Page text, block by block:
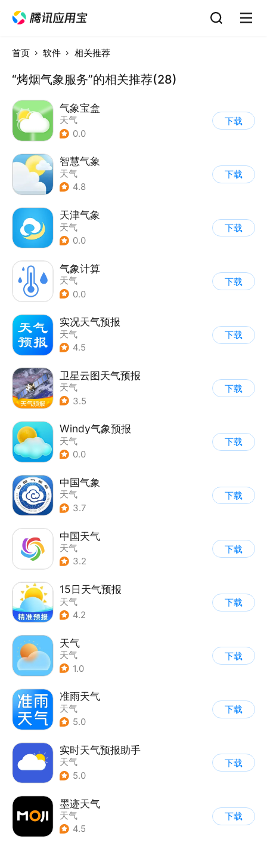
首页 软件 相关推荐
“烤烟气象服务”的相关推荐(28)
气象宝盒
天气
0.0
下载
智慧气象
天气
4.8
下载
天津气象
天气
0.0
下载
气象计算
天气
0.0
下载
实况天气预报
天气
4.5
下载
卫星云图天气预报
天气
3.5
下载
Windy气象预报
天气
0.0
下载
中国气象
天气
3.7
下载
中国天气
天气
3.2
下载
15日天气预报
天气
4.2
下载
天气
天气
1.0
下载
准雨天气
天气
5.0
下载
实时天气预报助手
天气
5.0
下载
墨迹天气
天气
4.5
下载